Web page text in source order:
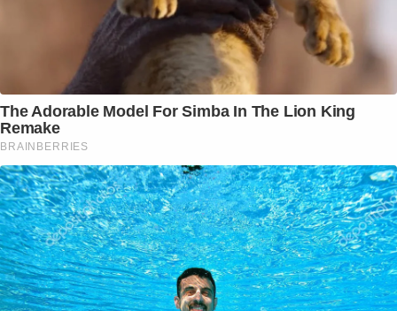
The Adorable Model For Simba In The Lion King
Remake
BRAINBERRIES